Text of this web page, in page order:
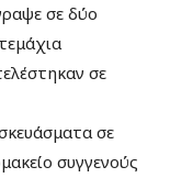
σε δύο
σε
σε
συγγενούς